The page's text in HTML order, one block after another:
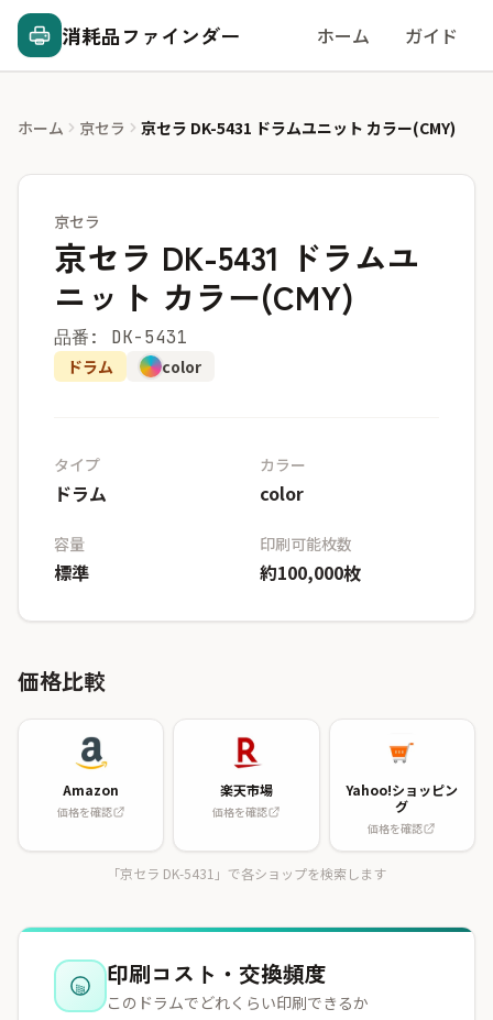
消耗品ファインダー ホーム ガイド
ホーム 京セラ 京セラ DK-5431 ドラムユニット カラー(CMY)
京セラ
京セラ DK-5431 ドラムユ
ニット カラー(CMY)
品番: DK-5431
ドラム color
タイプ
ドラム
カラー
color
容量
標準
印刷可能枚数
約100,000枚
価格比較
Amazon
価格を確認
楽天市場
価格を確認
Yahoo!ショッピン
グ
価格を確認
「京セラ DK-5431」で各ショップを検索します
印刷コスト・交換頻度
このドラムでどれくらい印刷できるか